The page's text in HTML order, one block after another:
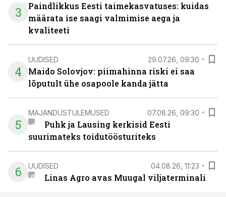
3
Paindlikkus Eesti taimekasvatuses: kuidas
määrata ise saagi valmimise aega ja
kvaliteeti
4
UUDISED 29.07.26, 09:30
Maido Solovjov: piimahinna riski ei saa
lõputult ühe osapoole kanda jätta
5
MAJANDUSTULEMUSED 07.08.26, 09:30
Puhk ja Lausing kerkisid Eesti
suurimateks toidutöösturiteks
6 UUDISED 04.08.26, 11:23
Linas Agro avas Muugal viljaterminali